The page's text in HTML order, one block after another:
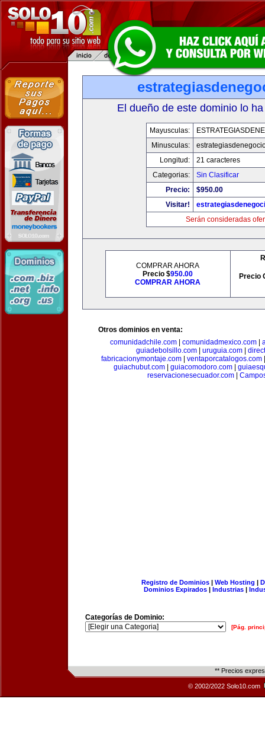
El dueño de este dominio lo
Mayusculas:
Minusculas:
Longitud:
21 caracteres
Categorias:
Sin Clasificar
Precio:
$950.00
Visitar!
Serán consideradas
COMPRAR AHORA
Precio $950.00
COMPRAR AHORA
Precio
Otros dominios en venta:
comunidadchile.com
comunidadmexico.com
guiadebolsillo.com| uruguia.com|
fabricacionymontaje.com| ventaporcatalogos.com
guiachubut.com
guiacomodoro.com
reservacionesecuador.com
Registro de Dominios| Web Hosting |
Dominios Expirados | Industrias |
Categorías de Dominio:
[Pág.
** Precios
© 2002/2022 Solo10.com